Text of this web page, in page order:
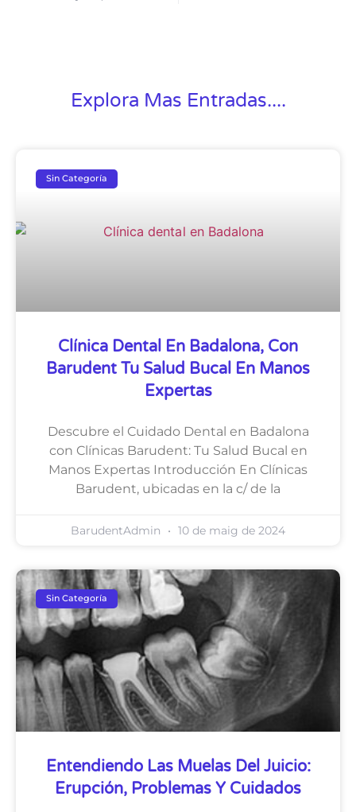
Explora Mas Entradas....
Sin Categoría
Clínica Dental En Badalona, Con
Barudent Tu Salud Bucal En Manos
Expertas
Descubre el Cuidado Dental en Badalona
con Clínicas Barudent: Tu Salud Bucal en
Manos Expertas Introducción En Clínicas
Barudent, ubicadas en la c/ de la
BarudentAdmin 10 de maig de 2024
Sin Categoría
Entendiendo Las Muelas Del Juicio:
Erupción, Problemas Y Cuidados